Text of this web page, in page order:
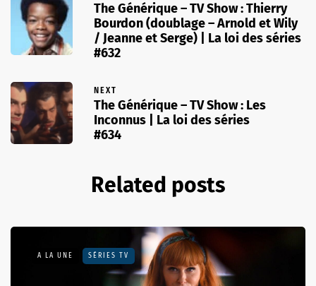
The Générique – TV Show : Thierry
Bourdon (doublage – Arnold et Wily
/ Jeanne et Serge) | La loi des séries
#632
NEXT
The Générique – TV Show : Les
Inconnus | La loi des séries
#634
Related posts
A LA UNE SÉRIES TV